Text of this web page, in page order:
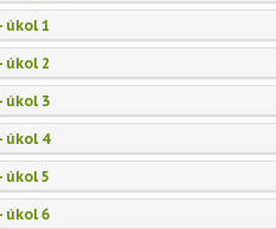
úkol 1
úkol 2
úkol 3
úkol 4
úkol 5
úkol 6